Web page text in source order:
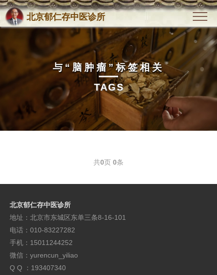
北京郁仁存中医诊所
与“脑肿瘤”标签相关
TAGS
共0页 0条
北京郁仁存中医诊所
地址：北京市东城区东单三条8-16-101
电话：010-83227282
手机：15011244252
微信：yurencun_yiliao
Q Q ：193407340